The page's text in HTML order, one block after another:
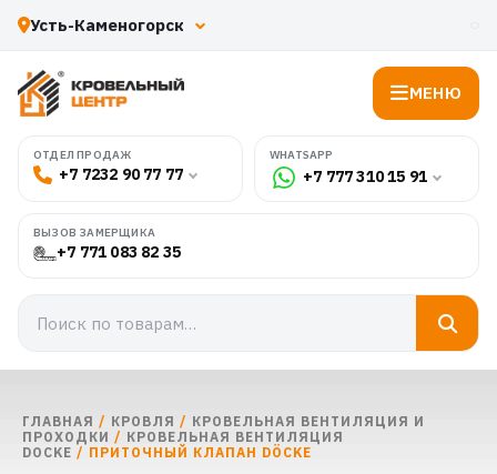
МЕНЮ
ОТДЕЛ ПРОДАЖ
+7 7232 90 77 77
WHATSAPP
+7 777 310 15 91
ВЫЗОВ ЗАМЕРЩИКА
+7 771 083 82 35
ГЛАВНАЯ / КРОВЛЯ / КРОВЕЛЬНАЯ ВЕНТИЛЯЦИЯ И
ПРОХОДКИ / КРОВЕЛЬНАЯ ВЕНТИЛЯЦИЯ
DOCKE / ПРИТОЧНЫЙ КЛАПАН DÖCKE